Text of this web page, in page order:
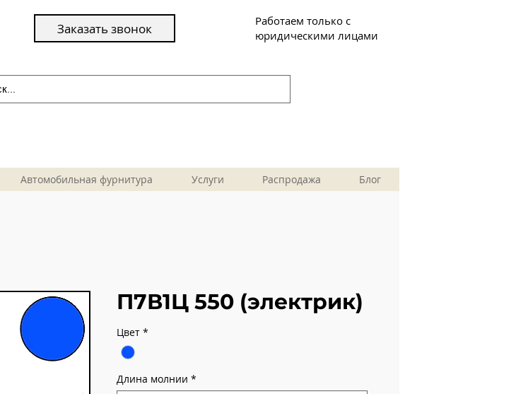
Заказать звонок
Работаем только с
юридическими лицами
Автомобильная фурнитура Услуги Распродажа Блог
П7В1Ц 550 (электрик)
Цвет *
Длина молнии *